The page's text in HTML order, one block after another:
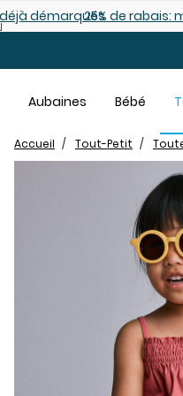
démarqués25% de rabais:
Aubaines Bébé
Accueil Tout-Petit